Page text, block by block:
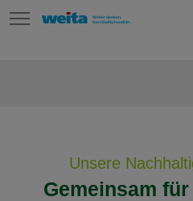
Unsere
Gemeinsam